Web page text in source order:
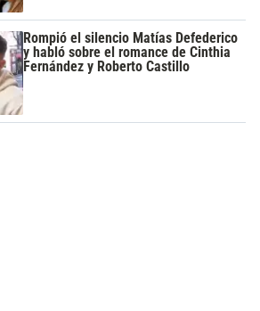
Rompió el silencio Matías Defederico
y habló sobre el romance de Cinthia
Fernández y Roberto Castillo